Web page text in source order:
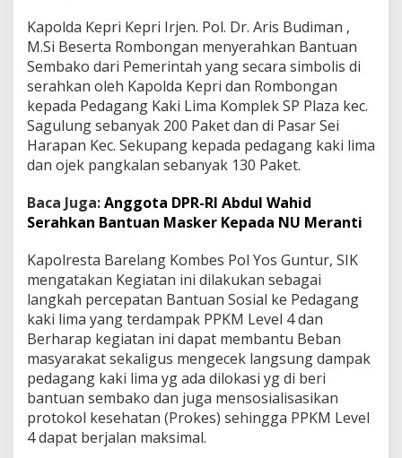
s
t
a
B
a
r
e
l
a
K
e
b
a
l
i
B
e
r
i
k
a
n
B
Kapolda Kepri Kepri Irjen. Pol. Dr. Aris Budiman ,
M.Si Beserta Rombongan menyerahkan Bantuan
Sembako dari Pemerintah yang secara simbolis di
serahkan oleh Kapolda Kepri dan Rombongan
kepada Pedagang Kaki Lima Komplek SP Plaza kec.
Sagulung sebanyak 200 Paket dan di Pasar Sei
Harapan Kec. Sekupang kepada pedagang kaki lima
dan ojek pangkalan sebanyak 130 Paket.
Baca Juga:Anggota DPR-RI Abdul Wahid
Serahkan Bantuan Masker Kepada NU Meranti
Kapolresta Barelang Kombes Pol Yos Guntur, SIK
mengatakan Kegiatan ini dilakukan sebagai
langkah percepatan Bantuan Sosial ke Pedagang
kaki lima yang terdampak PPKM Level 4 dan
Berharap kegiatan ini dapat membantu Beban
masyarakat sekaligus mengecek langsung dampak
pedagang kaki lima yg ada dilokasi yg di beri
bantuan sembako dan juga mensosialisasikan
protokol kesehatan (Prokes) sehingga PPKM Level
4 dapat berjalan maksimal.